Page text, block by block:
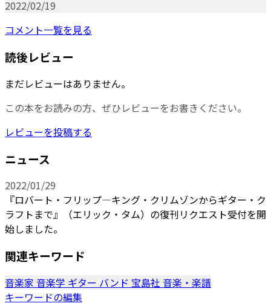
2022/02/19
コメント一覧を見る
読後レビュー
まだレビューはありません。
この本をお読みの方、ぜひレビューをお書きください。
レビューを投稿する
ニュース
2022/01/29
『ロバート・フリップ―キング・クリムゾンからギター・ク
ラフトまで』（エリック・タム）の復刊リクエスト受付を開
始しました。
関連キーワード
音楽家 音楽学 ギター バンド 宝島社 音楽・楽譜
キーワードの編集